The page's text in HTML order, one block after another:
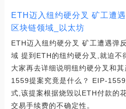
ETH迈入纽约硬分叉 矿工遭
区块链领域_以太坊
ETH迈入纽约硬分叉 矿工遭遇弹
域 提到ETH的纽约硬分叉,就迫
大家再去详细说明纽约硬分叉和
1559提案究竟是什么？ EIP-
式,该提案根据烧毁以ETH付款的
交易手续费的不确定性。